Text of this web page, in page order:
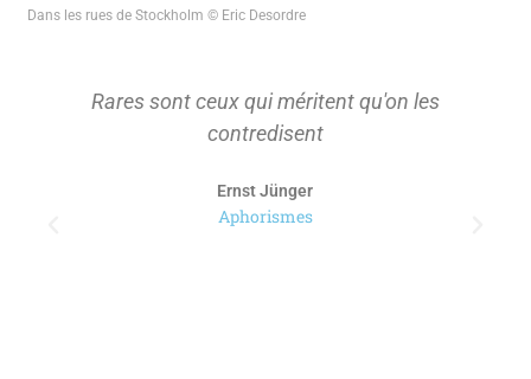
Dans les rues de Stockholm © Eric Desordre
Rares sont ceux qui méritent qu'on les
contredisent
Ernst Jünger
Aphorismes